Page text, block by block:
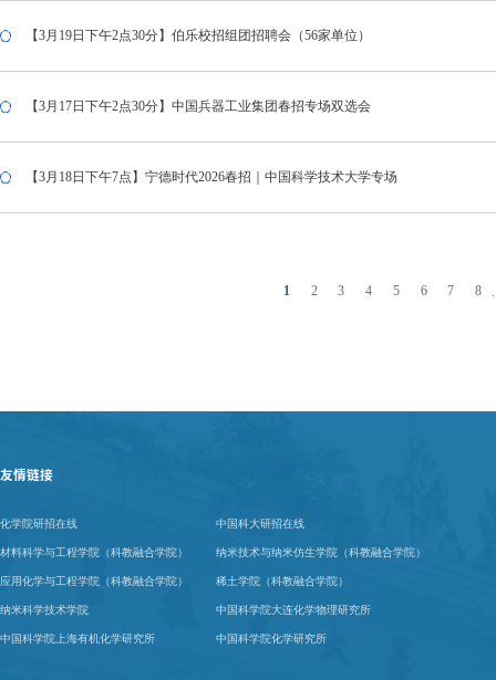
【3月19日下午2点30分】伯乐校招组团招聘会（56家单位）
【3月17日下午2点30分】中国兵器工业集团春招专场双选会
【3月18日下午7点】宁德时代2026春招｜中国科学技术大学专场
1 2 3 4 5 6 7 8
友情链接
化学院研招在线 中国科大研招在线
材料科学与工程学院（科教融合学院） 纳米技术与纳米仿生学院（科教融合学院）
应用化学与工程学院（科教融合学院） 稀土学院（科教融合学院）
纳米科学技术学院 中国科学院大连化学物理研究所
中国科学院上海有机化学研究所 中国科学院化学研究所